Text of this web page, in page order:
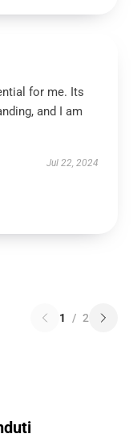
for me. Its
and I am
Jul 22, 2024
1 / 2